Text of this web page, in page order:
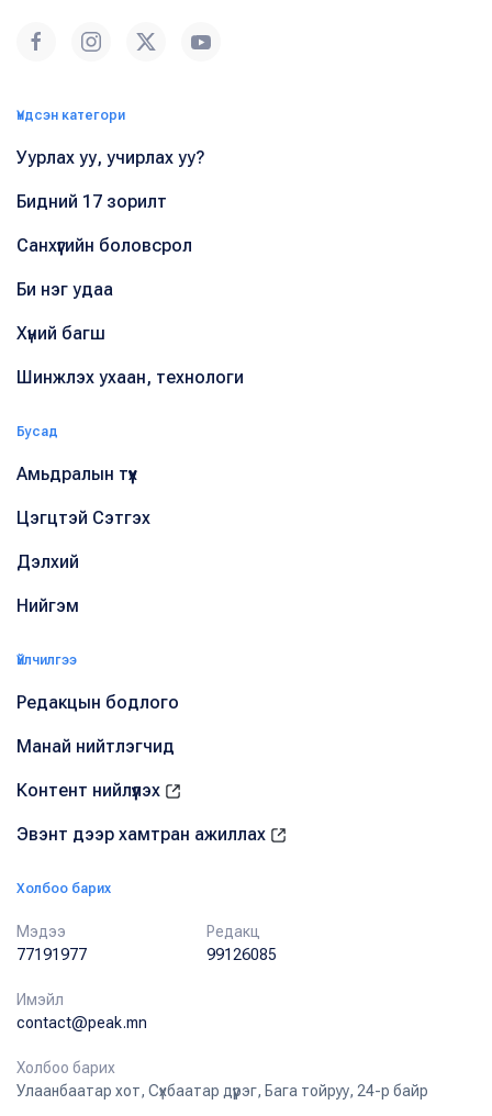
Үндсэн категори
Уурлах уу, учирлах уу?
Бидний 17 зорилт
Санхүүгийн боловсрол
Би нэг удаа
Хүний багш
Шинжлэх ухаан, технологи
Бусад
Амьдралын түүх
Цэгцтэй Сэтгэх
Дэлхий
Нийгэм
Үйлчилгээ
Редакцын бодлого
Манай нийтлэгчид
Контент нийлүүлэх
Эвэнт дээр хамтран ажиллах
Холбоо барих
Мэдээ
77191977
Редакц
99126085
Имэйл
contact@peak.mn
Холбоо барих
Улаанбаатар хот, Сүхбаатар дүүрэг, Бага тойруу, 24-р байр